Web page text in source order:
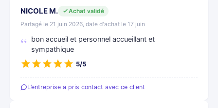
NICOLE M.
Achat validé
Partagé le 21 juin 2026, date d'achat le 17 juin
bon accueil et personnel accueillant et
sympathique
5/5
L’entreprise a pris contact avec ce client